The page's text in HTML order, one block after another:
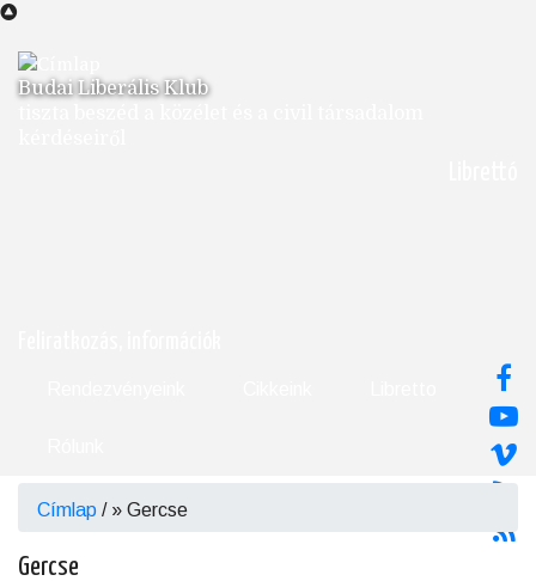
Ugrás
tartalomra
Budai Liberális Klub
Morzsa
Címlap / Gercse
Gercse